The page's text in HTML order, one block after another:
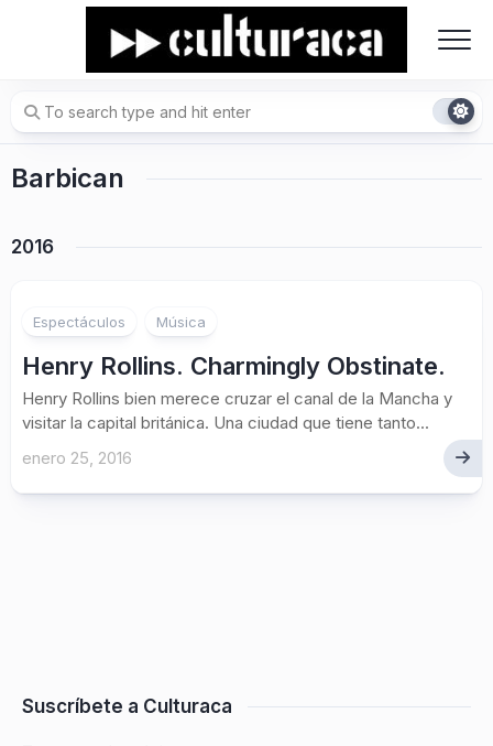
Barbican
2016
Espectáculos Música
Henry Rollins. Charmingly Obstinate.
Henry Rollins bien merece cruzar el canal de la Mancha y
visitar la capital británica. Una ciudad que tiene tanto...
enero 25, 2016
Suscríbete a Culturaca